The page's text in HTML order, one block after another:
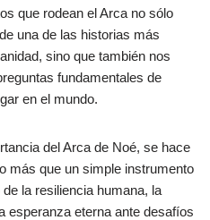
que rodean el Arca no sólo
una de las historias más
sino que también nos
fundamentales de
en el mundo.
del Arca de Noé, se hace
más que un simple instrumento
la resiliencia humana, la
esperanza eterna ante desafíos